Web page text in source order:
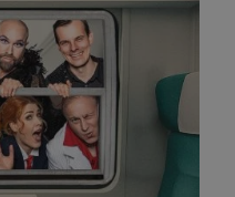
YouTube
.youtube.com
tygodnie